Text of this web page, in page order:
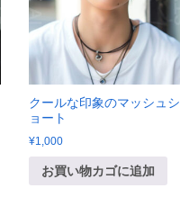
クールな印象のマッシュシ
ョート
¥1,000
お買い物カゴに追加